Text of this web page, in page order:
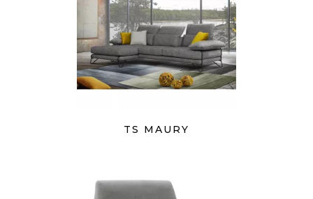
TS MAURY